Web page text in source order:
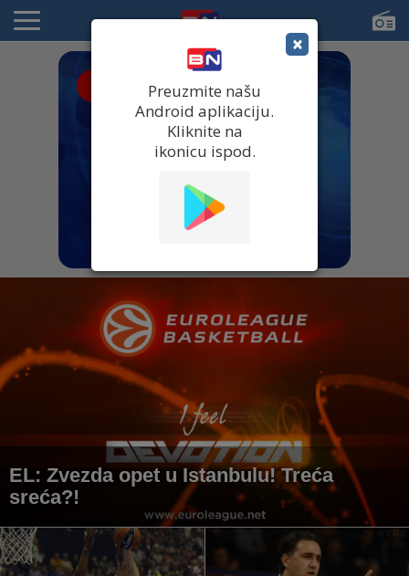
EL: Zvezda opet u Istanbulu! Treća
sreća?!
×
Preuzmite našu
Android aplikaciju.
Kliknite na
ikonicu ispod.